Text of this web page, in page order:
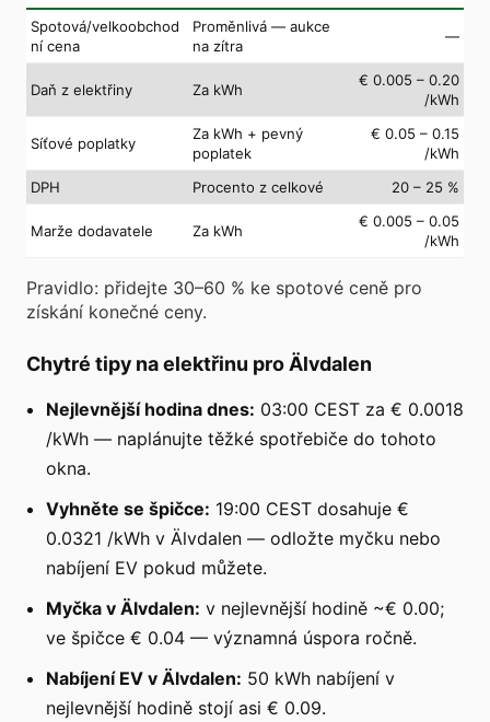
Spotová/velkoobchod
ní cena
Proměnlivá — aukce
na zítra
—
Daň z elektřiny Za kWh
€ 0.005 – 0.20
/kWh
Síťové poplatky
Za kWh + pevný
poplatek
€ 0.05 – 0.15
/kWh
DPH
Procento z celkové 20 – 25 %
Marže dodavatele Za kWh
€ 0.005 – 0.05
/kWh
Pravidlo: přidejte 30–60 % ke spotové ceně pro
získání konečné ceny.
Chytré tipy na elektřinu pro Älvdalen
Nejlevnější hodina dnes: 03:00 CEST za € 0.0018
/kWh — naplánujte těžké spotřebiče do tohoto
okna.
Vyhněte se špičce: 19:00 CEST dosahuje €
0.0321 /kWh v Älvdalen — odložte myčku nebo
nabíjení EV pokud můžete.
Myčka v Älvdalen: v nejlevnější hodině ~€ 0.00;
ve špičce € 0.04 — významná úspora ročně.
Nabíjení EV v Älvdalen: 50 kWh nabíjení v
nejlevnější hodině stojí asi € 0.09.